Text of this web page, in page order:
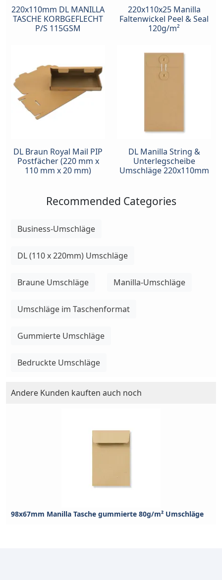
220x110mm DL MANILLA
TASCHE KORBGEFLECHT
P/S 115GSM
220x110x25 Manilla
Faltenwickel Peel & Seal
120g/m²
DL Braun Royal Mail PIP
Postfächer (220 mm x
110 mm x 20 mm)
DL Manilla String &
Unterlegscheibe
Umschläge 220x110mm
Recommended Categories
Business-Umschläge
DL (110 x 220mm) Umschläge
Braune Umschläge Manilla-Umschläge
Umschläge im Taschenformat
Gummierte Umschläge
Bedruckte Umschläge
Andere Kunden kauften auch noch
98x67mm Manilla Tasche gummierte 80g/m² Umschläge